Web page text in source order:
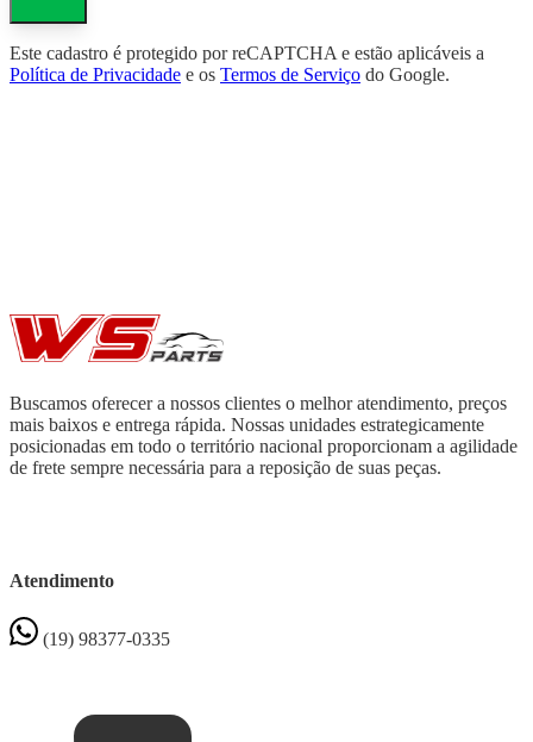
Este cadastro é protegido por reCAPTCHA e estão aplicáveis a
Política de Privacidade e os Termos de Serviço do Google.
Buscamos oferecer a nossos clientes o melhor atendimento, preços
mais baixos e entrega rápida. Nossas unidades estrategicamente
posicionadas em todo o território nacional proporcionam a agilidade
de frete sempre necessária para a reposição de suas peças.
Atendimento
(19) 98377-0335